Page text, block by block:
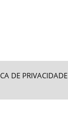
DE PRIVACIDADE